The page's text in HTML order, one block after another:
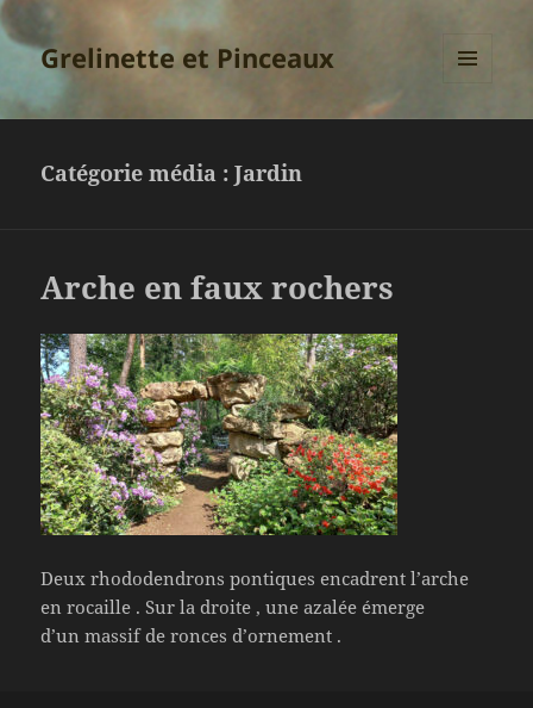
Grelinette et Pinceaux
Catégorie média :Jardin
Arche en faux rochers
Deux rhododendrons pontiques encadrent l’arche
en rocaille . Sur la droite , une azalée émerge
d’un massif de ronces d’ornement .